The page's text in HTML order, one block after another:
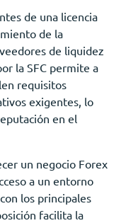
de una licencia
de la
de liquidez
la SFC permite a
requisitos
exigentes, lo
en el
un negocio Forex
a un entorno
los principales
facilita la